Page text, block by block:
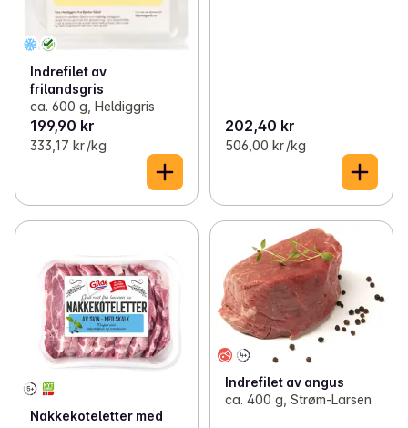
Indrefilet av
frilandsgris
ca. 600 g, Heldiggris
199,90 kr
333,17 kr /kg
202,40 kr
506,00 kr /kg
Nakkekoteletter med
Indrefilet av angus
ca. 400 g, Strøm-Larsen